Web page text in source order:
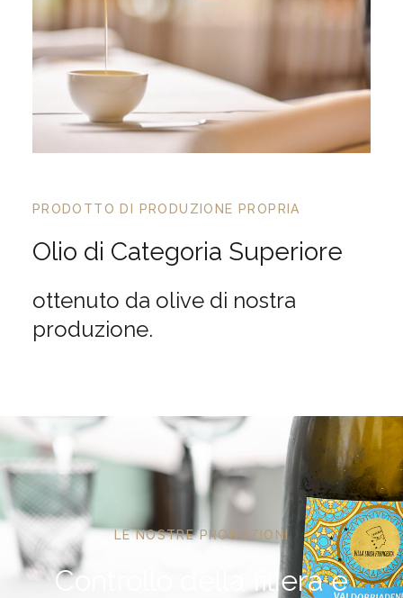
PRODOTTO DI PRODUZIONE PROPRIA
Olio di Categoria Superiore
ottenuto da olive di nostra
produzione.
LE NOSTRE PRODUZIONI
Controllo della filiera e